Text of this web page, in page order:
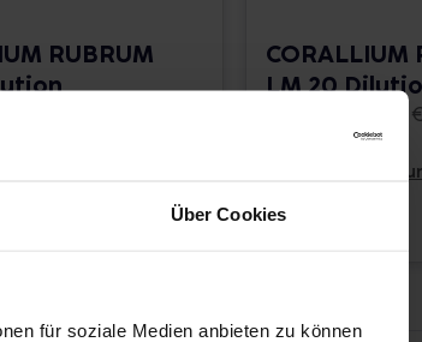
Über Cookies
für soziale Medien anbieten zu können
RUBRUM
CORALLIUM
LM 20
10 ml • 1.662,00
Pflichtangaben
16,62